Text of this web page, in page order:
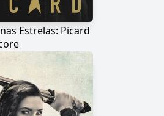
Estrelas: Picard